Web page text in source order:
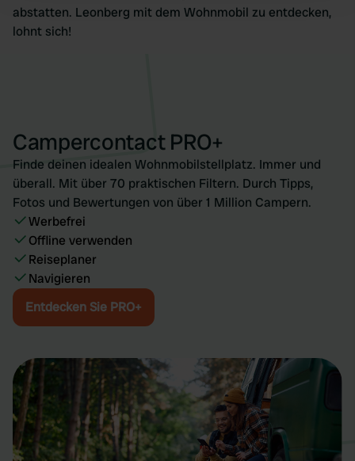
and set your preferences in thedetails section.
provided to them or that they’ve collected from your use
of their services.
abstatten. Leonberg mit dem Wohnmobil zu entdecken,
lohnt sich!
Campercontact PRO+
Finde deinen idealen Wohnmobilstellplatz. Immer und
überall. Mit über 70 praktischen Filtern. Durch Tipps,
Fotos und Bewertungen von über 1 Million Campern.
Werbefrei
Offline verwenden
Reiseplaner
Navigieren
Entdecken Sie PRO+